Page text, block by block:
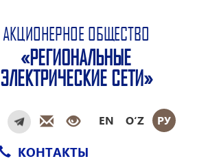
АКЦИОНЕРНОЕ ОБЩЕСТВО
«РЕГИОНАЛЬНЫЕ
ЭЛЕКТРИЧЕСКИЕ СЕТИ»
EN O‘Z РУ
КОНТАКТЫ